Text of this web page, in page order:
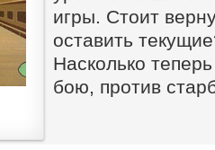
игры. Стоит
оставить
Насколько
бою, против